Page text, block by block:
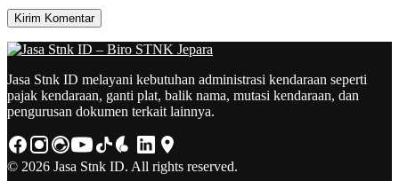
Jasa Stnk ID melayani kebutuhan administrasi kendaraan seperti
pajak kendaraan, ganti plat, balik nama, mutasi kendaraan, dan
pengurusan dokumen terkait lainnya.
© 2026 Jasa Stnk ID. All rights reserved.